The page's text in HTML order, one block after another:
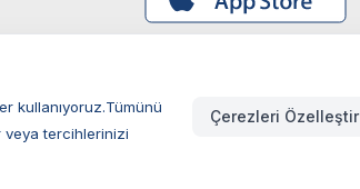
kullanıyoruz.Tümünü
veya tercihlerinizi
Çerezleri Özelleştir